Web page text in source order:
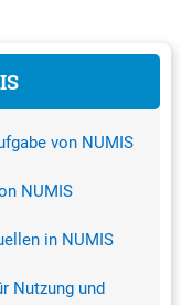
von NUMIS
NUMIS
in NUMIS
Nutzung und